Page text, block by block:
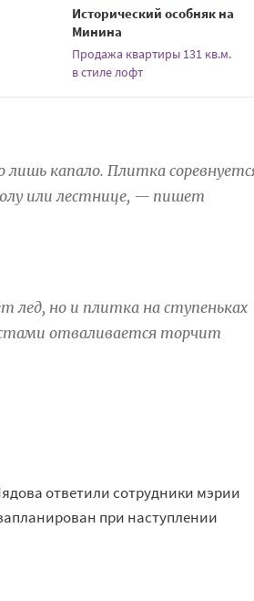
Исторический особняк на
Минина
Продажа квартиры 131 кв.м.
в стиле лофт
капало. Плитка
или лестнице, — пишет
лед, но и плитка на ступеньках
отваливается торчит
ответили сотрудники мэрии
при наступлении